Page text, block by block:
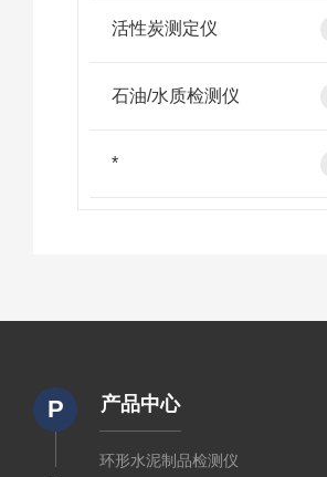
活性炭测定仪
石油/水质检测仪
*
P 产品中心
环形水泥制品检测仪